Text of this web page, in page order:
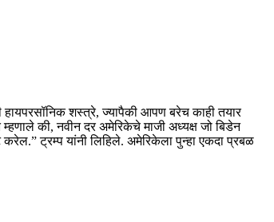
हायपरसॉनिक शस्त्रे, ज्यापैकी आपण बरेच काही तयार
की, नवीन दर अमेरिकेचे माजी अध्यक्ष जो बिडेन
करेल.” ट्रम्प यांनी लिहिले. अमेरिकेला पुन्हा एकदा प्रबळ